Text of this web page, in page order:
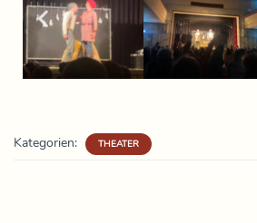
Kategorien: THEATER